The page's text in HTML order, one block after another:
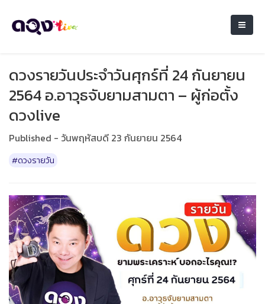
ดวงรายวันประจำวันศุกร์ที่ 24 กันยายน
2564 อ.อาวุธจับยามสามตา – ผู้ก่อตั้ง
ดวงlive
Published - วันพฤหัสบดี 23 กันยายน 2564
#ดวงรายวัน